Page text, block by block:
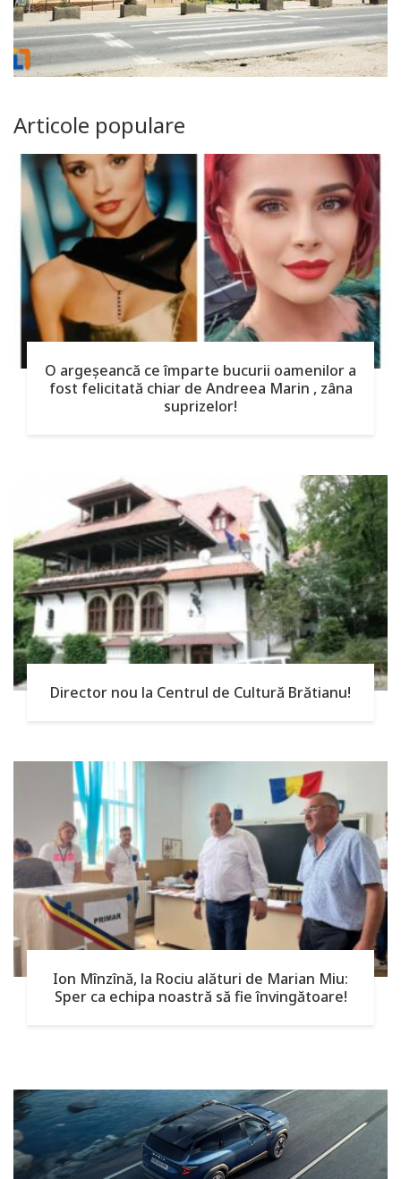
Articole populare
O argeşeancă ce împarte bucurii oamenilor a
fost felicitată chiar de Andreea Marin , zâna
suprizelor!
Director nou la Centrul de Cultură Brătianu!
Ion Mînzînă, la Rociu alături de Marian Miu:
Sper ca echipa noastră să fie învingătoare!